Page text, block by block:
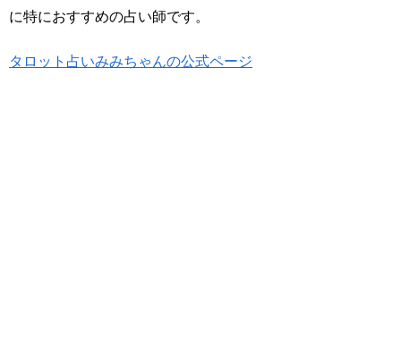
に特におすすめの占い師です。
タロット占いみみちゃんの公式ページ